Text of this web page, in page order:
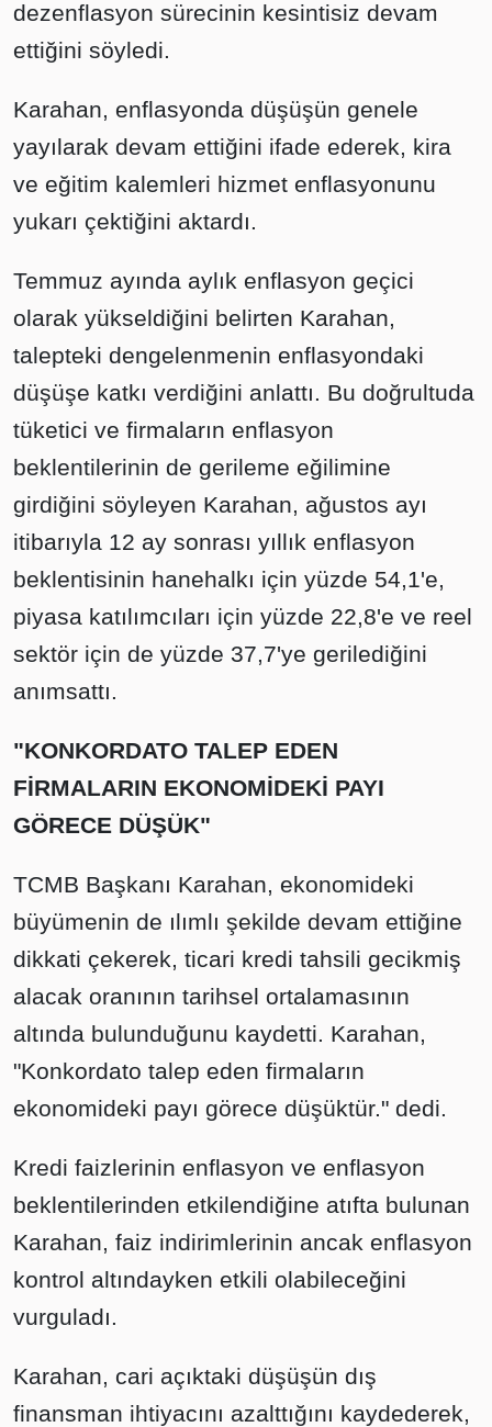
dezenflasyon sürecinin kesintisiz devam
ettiğini söyledi.
Karahan, enflasyonda düşüşün genele
yayılarak devam ettiğini ifade ederek, kira
ve eğitim kalemleri hizmet enflasyonunu
yukarı çektiğini aktardı.
Temmuz ayında aylık enflasyon geçici
olarak yükseldiğini belirten Karahan,
talepteki dengelenmenin enflasyondaki
düşüşe katkı verdiğini anlattı. Bu doğrultuda
tüketici ve firmaların enflasyon
beklentilerinin de gerileme eğilimine
girdiğini söyleyen Karahan, ağustos ayı
itibarıyla 12 ay sonrası yıllık enflasyon
beklentisinin hanehalkı için yüzde 54,1'e,
piyasa katılımcıları için yüzde 22,8'e ve reel
sektör için de yüzde 37,7'ye gerilediğini
anımsattı.
"KONKORDATO TALEP EDEN
FİRMALARIN EKONOMİDEKİ PAYI
GÖRECE DÜŞÜK"
TCMB Başkanı Karahan, ekonomideki
büyümenin de ılımlı şekilde devam ettiğine
dikkati çekerek, ticari kredi tahsili gecikmiş
alacak oranının tarihsel ortalamasının
altında bulunduğunu kaydetti. Karahan,
"Konkordato talep eden firmaların
ekonomideki payı görece düşüktür." dedi.
Kredi faizlerinin enflasyon ve enflasyon
beklentilerinden etkilendiğine atıfta bulunan
Karahan, faiz indirimlerinin ancak enflasyon
kontrol altındayken etkili olabileceğini
vurguladı.
Karahan, cari açıktaki düşüşün dış
finansman ihtiyacını azalttığını kaydederek,